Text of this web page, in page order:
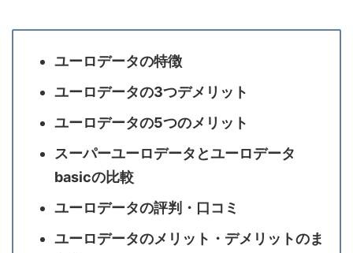
ユーロデータの特徴
ユーロデータの3つデメリット
ユーロデータの5つのメリット
スーパーユーロデータとユーロデータ
basicの比較
ユーロデータの評判・口コミ
ユーロデータのメリット・デメリットのま